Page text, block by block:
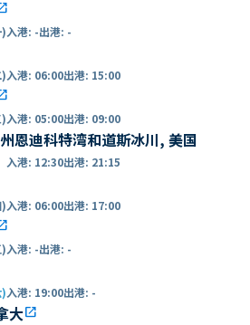
入港: -出港: -
入港: 06:00出港: 15:00
入港: 05:00出港: 09:00
恩迪科特湾和道斯冰川, 美国
入港: 12:30出港: 21:15
入港: 06:00出港: 17:00
入港: -出港: -
入港: 19:00出港: -
大open_in_new